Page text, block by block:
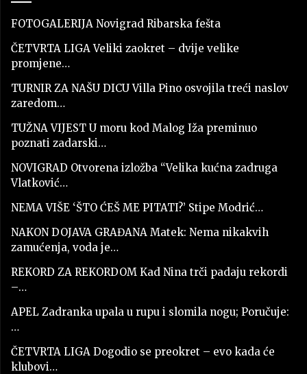
FOTOGALERIJA Novigrad Ribarska fešta
ČETVRTA LIGA Veliki zaokret – dvije velike
promjene…
TURNIR ZA NAŠU DICU Villa Pino osvojila treći naslov
zaredom…
TUŽNA VIJEST U moru kod Malog Iža preminuo
poznati zadarski…
NOVIGRAD Otvorena izložba “Velika kućna zadruga
Vlatković…
NEMA VIŠE ‘ŠTO ĆEŠ ME PITATI?’ Stipe Modrić…
NAKON DOJAVA GRAĐANA Matek: Nema nikakvih
zamućenja, voda je…
REKORD ZA REKORDOM Kad Nina trči padaju rekordi
–…
APEL Zadranka upala u rupu i slomila nogu; Poručuje:
…
ČETVRTA LIGA Dogodio se preokret – evo kada će
klubovi…